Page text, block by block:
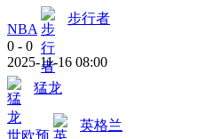
NBA
步行者
0 - 0
2025-11-16 08:00
猛龙
世欧预
英格兰